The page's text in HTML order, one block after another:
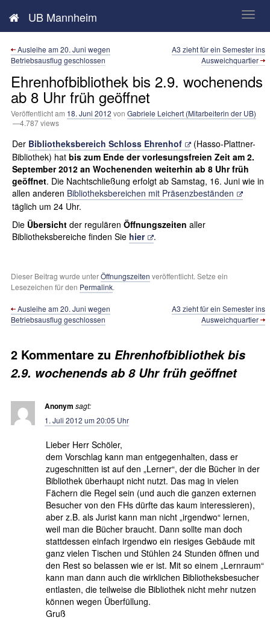
UB Mannheim
Neues aus der UB Mannheim
Ausleihe am 20. Juni wegen
Betriebsausflug geschlossen
A3 zieht für ein Semester ins
Ausweichquartier
Ehrenhofbibliothek bis 2.9. wochenends
ab 8 Uhr früh geöffnet
Veröffentlicht am 18. Juni 2012 von Gabriele Leichert (Mitarbeiterin der UB)
—4.787 views
Der Bibliotheksbereich Schloss Ehrenhof
(Hasso-Plattner-
Bibliothek) hat bis zum Ende der vorlesungsfreien Zeit am 2.
September 2012 an Wochenenden weiterhin ab 8 Uhr früh
geöffnet. Die Nachtschließung erfolgt ab Samstag, 16. Juni wie in
allen anderen Bibliotheksbereichen mit Präsenzbeständen
täglich um 24 Uhr.
Die Übersicht der regulären Öffnungszeiten aller
Bibliotheksbereiche finden Sie hier .
Dieser Beitrag wurde unterÖffnungszeiten veröffentlicht. Setze ein
Lesezeichen für den Permalink.
Ausleihe am 20. Juni wegen
Betriebsausflug geschlossen
A3 zieht für ein Semester ins
Ausweichquartier
2 Kommentare zu Ehrenhofbibliothek bis
2.9. wochenends ab 8 Uhr früh geöffnet
Anonym sagt:
1. Juli 2012 um 20:05 Uhr
Lieber Herr Schöler,
dem Vorschlag kann man entgegenhalten, dass er
zugeschnitten ist auf den „Lerner“, der die Bücher in der
Bibliothek überhaupt nicht nutzt. Das mag in vielen
Fächern die Regel sein (und auch die ganzen externen
Besucher von den FHs dürfte das kaum interessieren),
aber z.B. als Jurist kann man nicht „irgendwo“ lernen,
weil man die Bücher braucht. Dann sollte man doch
stattdessen einfach irgendwo ein riesiges Gebäude mit
ganz vielen Tischen und Stühlen 24 Stunden öffnen und
den Rest so belassen wie er ist. Mit so einem „Lernraum“
kann man dann auch die wirklichen Bibliotheksbesucher
entlasten, die teilweise die Bibliothek nicht mehr nutzen
können wegen Überfüllung.
Gruß